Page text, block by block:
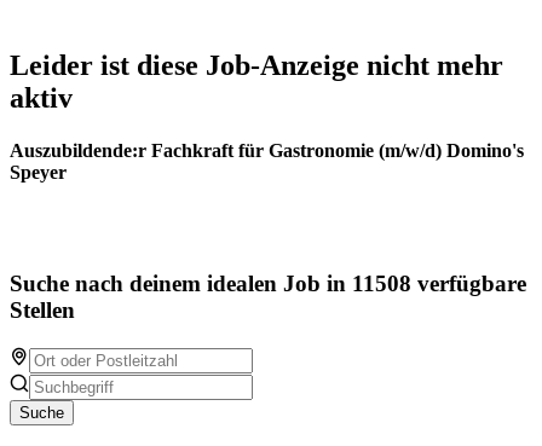
Leider ist diese Job-Anzeige nicht mehr
aktiv
Auszubildende:r Fachkraft für Gastronomie (m/w/d) Domino's
Speyer
Suche nach deinem idealen Job in 11508 verfügbare
Stellen
Suche